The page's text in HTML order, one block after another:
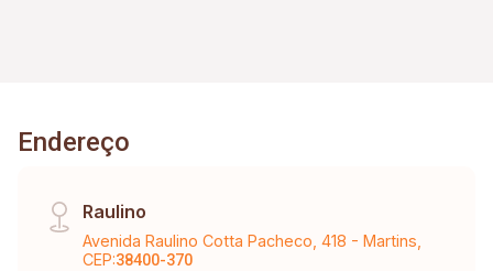
Endereço
Raulino
Avenida Raulino Cotta Pacheco, 418 - Martins,
CEP:38400-370